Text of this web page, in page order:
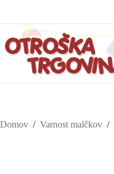
Domov / Varnost malčkov /